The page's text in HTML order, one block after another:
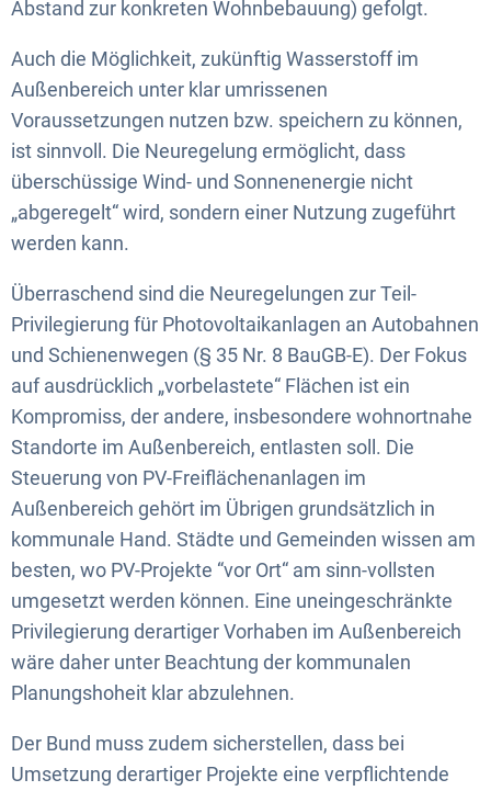
Abstand zur konkreten Wohnbebauung) gefolgt.
Auch die Möglichkeit, zukünftig Wasserstoff im
Außenbereich unter klar umrissenen
Voraussetzungen nutzen bzw. speichern zu können,
ist sinnvoll. Die Neuregelung ermöglicht, dass
überschüssige Wind- und Sonnenenergie nicht
„abgeregelt“ wird, sondern einer Nutzung zugeführt
werden kann.
Überraschend sind die Neuregelungen zur Teil-
Privilegierung für Photovoltaikanlagen an Autobahnen
und Schienenwegen (§ 35 Nr. 8 BauGB-E). Der Fokus
auf ausdrücklich „vorbelastete“ Flächen ist ein
Kompromiss, der andere, insbesondere wohnortnahe
Standorte im Außenbereich, entlasten soll. Die
Steuerung von PV-Freiflächenanlagen im
Außenbereich gehört im Übrigen grundsätzlich in
kommunale Hand. Städte und Gemeinden wissen am
besten, wo PV-Projekte “vor Ort“ am sinn-vollsten
umgesetzt werden können. Eine uneingeschränkte
Privilegierung derartiger Vorhaben im Außenbereich
wäre daher unter Beachtung der kommunalen
Planungshoheit klar abzulehnen.
Der Bund muss zudem sicherstellen, dass bei
Umsetzung derartiger Projekte eine verpflichtende